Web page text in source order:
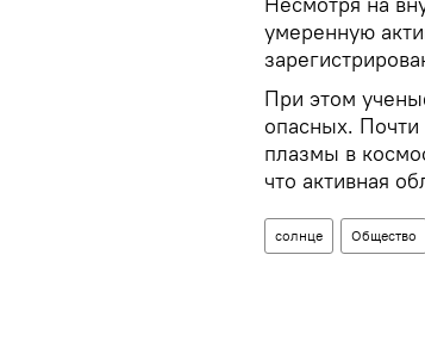
умеренную
При этом
опасных.
плазмы в
что активная
солнце Общество